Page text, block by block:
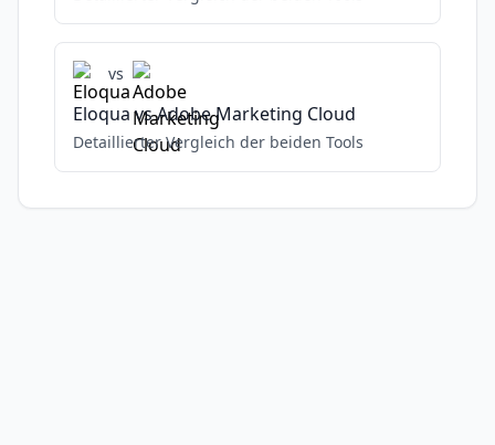
vs
EloquavsAdobe Marketing Cloud
Detaillierter Vergleich der beiden Tools